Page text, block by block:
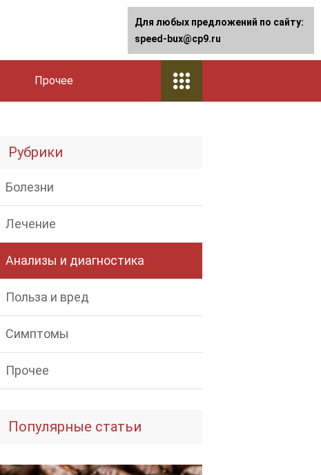
Прочее
Рубрики
Болезни
Лечение
Анализы и диагностика
Польза и вред
Симптомы
Прочее
Популярные статьи
Для любых предложений по сайту:
speed-bux@cp9.ru